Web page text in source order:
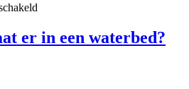
een
waterbed
er in een waterbed?